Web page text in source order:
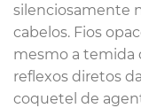
silenciosamente
cabelos. Fios
mesmo a temida
reflexos diretos
coquetel de